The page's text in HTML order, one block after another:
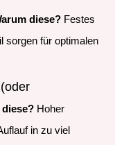
diese? Festes
sorgen für optimalen
diese? Hoher
in zu viel